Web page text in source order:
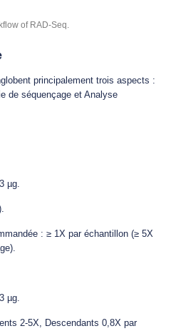
principalement trois aspects :
de séquençage et Analyse
µg.
: ≥ 1X par échantillon (≥ 5X
µg.
2-5X, Descendants 0,8X par